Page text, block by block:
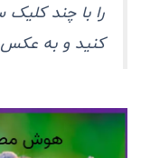
را با چند کلیک
کنید و به